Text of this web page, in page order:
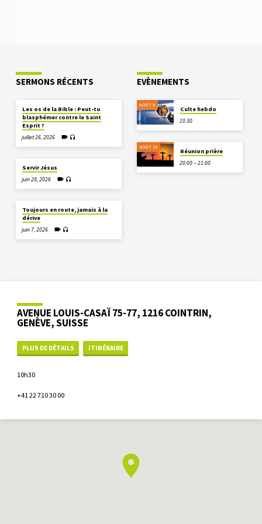
SERMONS RÉCENTS
Les os de la Bible : Peut-tu
blasphémer contre le Saint
Esprit ?
juillet 26, 2026
Servir Jésus
juin 28, 2026
Toujours en route, jamais à la
dérive
juin 7, 2026
EVÈNEMENTS
AOÛT 9
Culte hebdo
10:30
AOÛT 12
Réunion prière
20:00 – 21:00
AVENUE LOUIS-CASAÏ 75-77, 1216 COINTRIN,
GENÈVE, SUISSE
PLUS DE DÉTAILS ITINÉRAIRE
10h30
+41 22 710 30 00